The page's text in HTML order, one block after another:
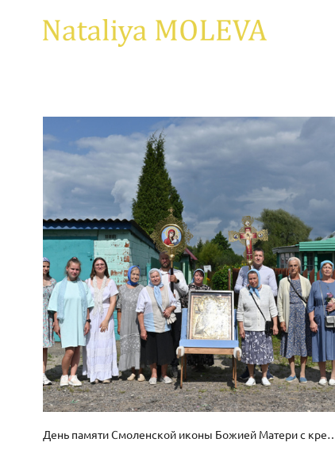
День памяти Смоленской иконы